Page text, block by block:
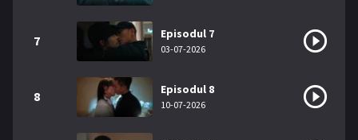
7 Episodul 7
03-07-2026
8 Episodul 8
10-07-2026